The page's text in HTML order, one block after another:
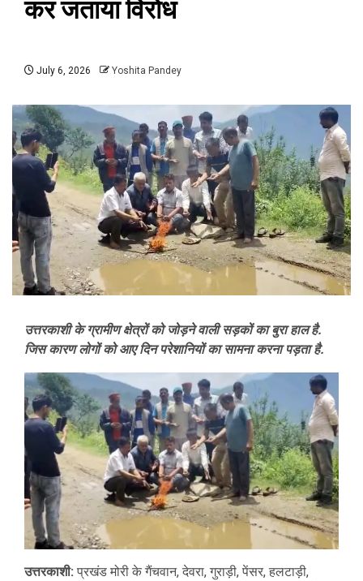
कर जताया विरोध
July 6, 2026 Yoshita Pandey
उत्तरकाशी के ग्रामीण क्षेत्रों को जोड़ने वाली सड़कों का बुरा हाल है.
जिस कारण लोगों को आए दिन परेशानियों का सामना करना पड़ता है.
उत्तरकाशी: प्रखंड मोरी के गैंचवान, देवरा, गुराड़ी, पेंसर, हलटाड़ी,